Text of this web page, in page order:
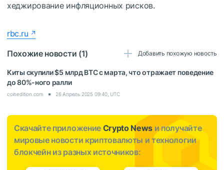
хеджирование инфляционных рисков.
rbc.ru
Похожие новости (1)
Добавить похожую новость
Киты скупили $5 млрд BTC с марта, что отражает поведение
до 80%-ного ралли
coinedition.com 26 Апрель 2025 09:40, UTC
Скачайте приложение Crypto News и получайте
мировые новости криптовалюты и технологии
блокчейн из разных источников: